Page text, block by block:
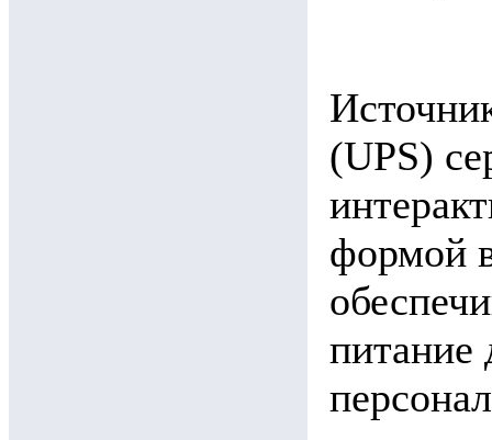
(UPS)
формой
питание